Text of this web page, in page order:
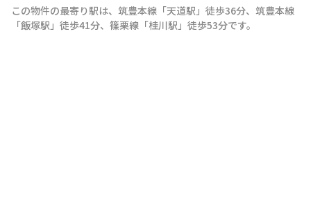
この物件の最寄り駅は、 筑豊本線 「天道駅 」 徒歩36分、 筑豊本線
「飯塚駅 」 徒歩41分、 篠栗線 「桂川駅 」 徒歩53分です。